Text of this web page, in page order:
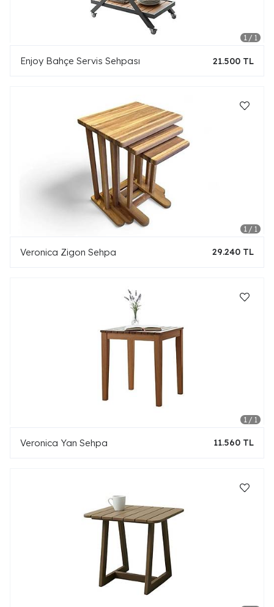
Enjoy Bahçe Servis Sehpası 21.500 TL
Veronica Zigon Sehpa 29.240 TL
Veronica Yan Sehpa 11.560 TL